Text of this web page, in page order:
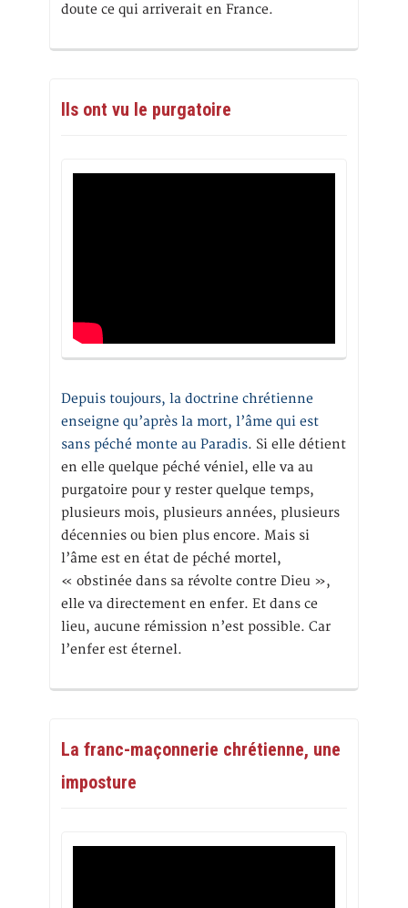
doute ce qui arriverait en France.
Ils ont vu le purgatoire
Depuis toujours, la doctrine chrétienne
enseigne qu’après la mort, l’âme qui est
sans péché monte au Paradis. Si elle détient
en elle quelque péché véniel, elle va au
purgatoire pour y rester quelque temps,
plusieurs mois, plusieurs années, plusieurs
décennies ou bien plus encore. Mais si
l’âme est en état de péché mortel,
« obstinée dans sa révolte contre Dieu »,
elle va directement en enfer. Et dans ce
lieu, aucune rémission n’est possible. Car
l’enfer est éternel.
La franc-maçonnerie chrétienne, une
imposture